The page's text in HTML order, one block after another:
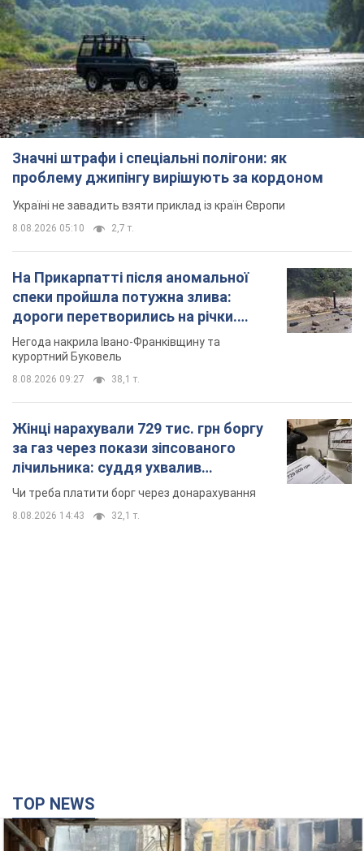
Значні штрафи і спеціальні полігони: як
проблему джипінгу вирішують за кордоном
Україні не завадить взяти приклад із країн Європи
8.08.2026 05:10 2,7 т.
На Прикарпатті після аномальної
спеки пройшла потужна злива:
дороги перетворились на річки.
Відео
Негода накрила Івано-Франківщину та
курортний Буковель
8.08.2026 09:27 38,1 т.
Жінці нарахували 729 тис. грн боргу
за газ через покази зіпсованого
лічильника: суддя ухвалив
неочікуване рішення
Чи треба платити борг через донарахування
8.08.2026 14:43 32,1 т.
TOP NEWS